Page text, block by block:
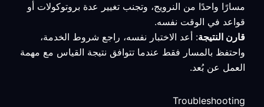
مسارًا واحدًا من النرويج، وتجنب تغيير عدة بروتوكولات أو
قواعد في الوقت نفسه.
قارن النتيجة: أعد الاختبار نفسه، راجع شروط الخدمة،
واحتفظ بالمسار فقط عندما تتوافق نتيجة القياس مع مهمة
العمل عن بُعد.
Troubleshooting